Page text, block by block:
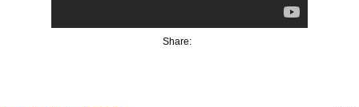
Share: